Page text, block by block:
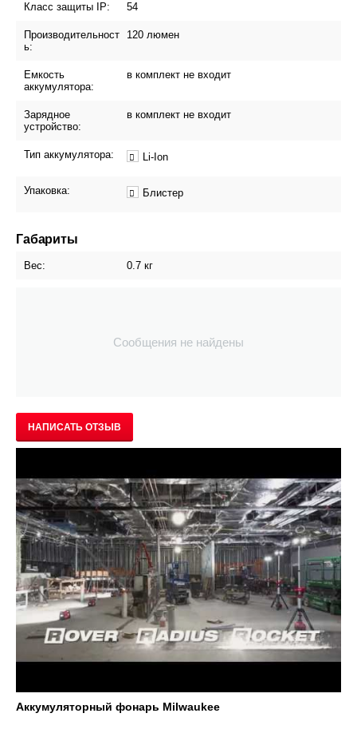
Класс защиты IP: 54
Производительност
ь:
120 люмен
Емкость
аккумулятора:
в комплект не входит
Зарядное
устройство:
в комплект не входит
Тип аккумулятора: Li-Ion
Упаковка: Блистер
Габариты
Вес: 0.7 кг
Сообщения не найдены
НАПИСАТЬ ОТЗЫВ
Аккумуляторный фонарь Milwaukee